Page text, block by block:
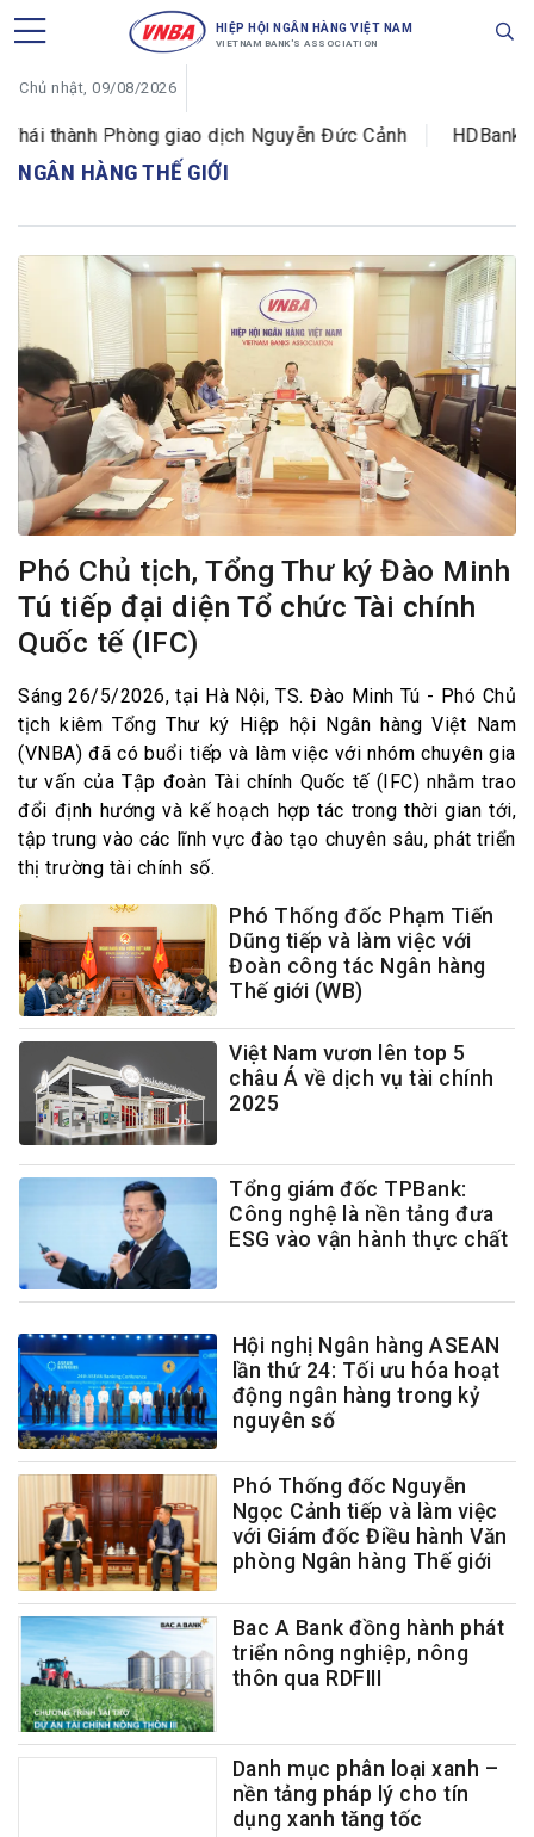
HIỆP HỘI NGÂN HÀNG VIỆT NAM
VIETNAM BANK'S ASSOCIATION
Chủ nhật, 09/08/2026
thành Phòng giao dịch Nguyễn Đức Cảnh HDBank tái
NGÂN HÀNG THẾ GIỚI
Phó Chủ tịch, Tổng Thư ký Đào Minh
Tú tiếp đại diện Tổ chức Tài chính
Quốc tế (IFC)
Sáng 26/5/2026, tại Hà Nội, TS. Đào Minh Tú - Phó Chủ
tịch kiêm Tổng Thư ký Hiệp hội Ngân hàng Việt Nam
(VNBA) đã có buổi tiếp và làm việc với nhóm chuyên gia
tư vấn của Tập đoàn Tài chính Quốc tế (IFC) nhằm trao
đổi định hướng và kế hoạch hợp tác trong thời gian tới,
tập trung vào các lĩnh vực đào tạo chuyên sâu, phát triển
thị trường tài chính số.
Phó Thống đốc Phạm Tiến
Dũng tiếp và làm việc với
Đoàn công tác Ngân hàng
Thế giới (WB)
Việt Nam vươn lên top 5
châu Á về dịch vụ tài chính
2025
Tổng giám đốc TPBank:
Công nghệ là nền tảng đưa
ESG vào vận hành thực chất
Hội nghị Ngân hàng ASEAN
lần thứ 24: Tối ưu hóa hoạt
động ngân hàng trong kỷ
nguyên số
Phó Thống đốc Nguyễn
Ngọc Cảnh tiếp và làm việc
với Giám đốc Điều hành Văn
phòng Ngân hàng Thế giới
Bac A Bank đồng hành phát
triển nông nghiệp, nông
thôn qua RDFIII
Danh mục phân loại xanh –
nền tảng pháp lý cho tín
dụng xanh tăng tốc